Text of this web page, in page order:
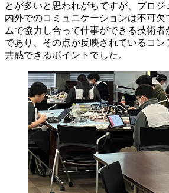
とが多いと思われがちですが、プロ
内外でのコミュニケーションは不可
ムで協力し合って仕事ができる技術
であり、その点が反映されているコン
共感できるポイントでした。